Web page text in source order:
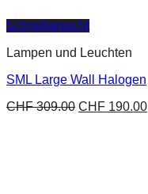
Schnellansicht
Lampen und Leuchten
SML Large Wall Halogen
CHF309.00 CHF 190.00